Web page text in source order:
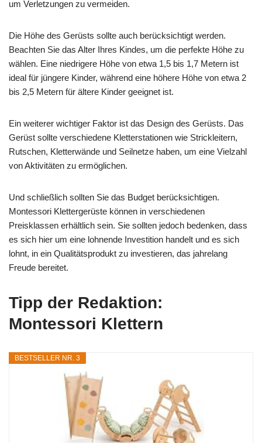
um Verletzungen zu vermeiden.
Die Höhe des Gerüsts sollte auch berücksichtigt werden.
Beachten Sie das Alter Ihres Kindes, um die perfekte Höhe zu
wählen. Eine niedrigere Höhe von etwa 1,5 bis 1,7 Metern ist
ideal für jüngere Kinder, während eine höhere Höhe von etwa 2
bis 2,5 Metern für ältere Kinder geeignet ist.
Ein weiterer wichtiger Faktor ist das Design des Gerüsts. Das
Gerüst sollte verschiedene Kletterstationen wie Strickleitern,
Rutschen, Kletterwände und Seilnetze haben, um eine Vielzahl
von Aktivitäten zu ermöglichen.
Und schließlich sollten Sie das Budget berücksichtigen.
Montessori Klettergerüste können in verschiedenen
Preisklassen erhältlich sein. Sie sollten jedoch bedenken, dass
es sich hier um eine lohnende Investition handelt und es sich
lohnt, in ein Qualitätsprodukt zu investieren, das jahrelang
Freude bereitet.
Tipp der Redaktion:
Montessori Klettern
BESTSELLER NR. 3